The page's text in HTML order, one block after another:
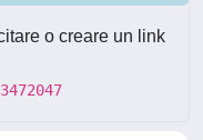
o creare un link